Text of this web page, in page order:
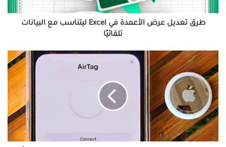
البيانات
تلقائيًا
طرق تعديل عرض الأعمدة في Excel ليتناسب مع البيانات
تلقائيًا
خطوات
سهلة
لإعداد
Apple
AirTag
وربطه
بجهاز
iPhone
أو